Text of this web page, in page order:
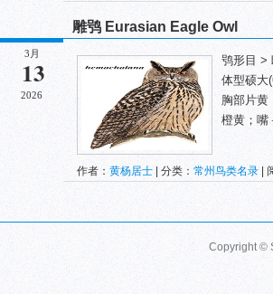
3月
13
2026
雕鸮 Eurasian Eagle Owl
鸮形目 >
体型硕大
胸部片黄
橙黄；嘴
作者： 黄杨居士 | 分类： 常州鸟类名录 |
Copyright ©